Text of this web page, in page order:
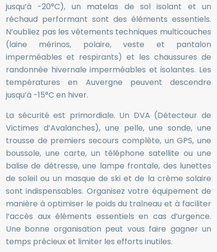
jusqu’à -20°C), un matelas de sol isolant et un
réchaud performant sont des éléments essentiels.
N’oubliez pas les vêtements techniques multicouches
(laine mérinos, polaire, veste et pantalon
imperméables et respirants) et les chaussures de
randonnée hivernale imperméables et isolantes. Les
températures en Auvergne peuvent descendre
jusqu’à -15°C en hiver.
La sécurité est primordiale. Un DVA (Détecteur de
Victimes d’Avalanches), une pelle, une sonde, une
trousse de premiers secours complète, un GPS, une
boussole, une carte, un téléphone satellite ou une
balise de détresse, une lampe frontale, des lunettes
de soleil ou un masque de ski et de la crème solaire
sont indispensables. Organisez votre équipement de
manière à optimiser le poids du traîneau et à faciliter
l’accès aux éléments essentiels en cas d’urgence.
Une bonne organisation peut vous faire gagner un
temps précieux et limiter les efforts inutiles.